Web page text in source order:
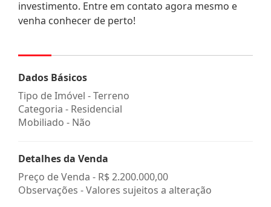
investimento. Entre em contato agora mesmo e
venha conhecer de perto!
Dados Básicos
Tipo de Imóvel - Terreno
Categoria - Residencial
Mobiliado - Não
Detalhes da Venda
Preço de Venda - R$ 2.200.000,00
Observações - Valores sujeitos a alteração